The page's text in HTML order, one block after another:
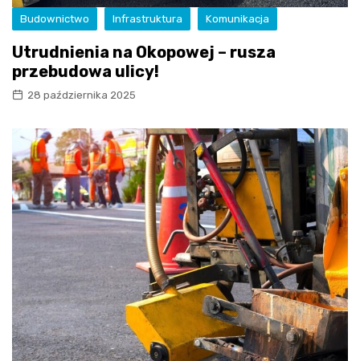
Budownictwo Infrastruktura Komunikacja
Utrudnienia na Okopowej – rusza
przebudowa ulicy!
28 października 2025